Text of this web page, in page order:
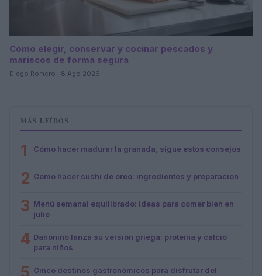
Cómo elegir, conservar y cocinar pescados y
mariscos de forma segura
Diego Romero · 8 Ago 2026
MÁS LEÍDOS
1 Cómo hacer madurar la granada, sigue estos consejos
2 Cómo hacer sushi de oreo: ingredientes y preparación
3 Menú semanal equilibrado: ideas para comer bien en
julio
4 Danonino lanza su versión griega: proteína y calcio
para niños
5 Cinco destinos gastronómicos para disfrutar del